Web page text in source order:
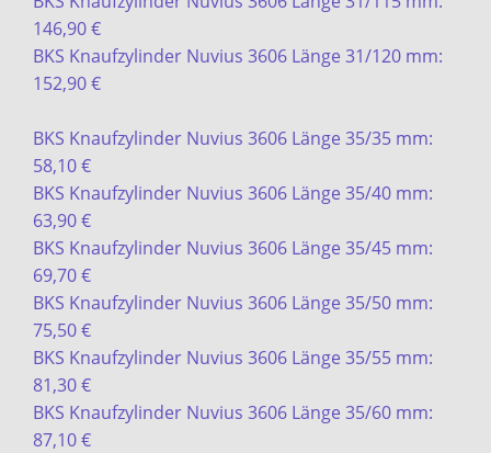
146,90 €
BKS Knaufzylinder Nuvius 3606 Länge 31/120 mm:
152,90 €
BKS Knaufzylinder Nuvius 3606 Länge 35/35 mm:
58,10 €
BKS Knaufzylinder Nuvius 3606 Länge 35/40 mm:
63,90 €
BKS Knaufzylinder Nuvius 3606 Länge 35/45 mm:
69,70 €
BKS Knaufzylinder Nuvius 3606 Länge 35/50 mm:
75,50 €
BKS Knaufzylinder Nuvius 3606 Länge 35/55 mm:
81,30 €
BKS Knaufzylinder Nuvius 3606 Länge 35/60 mm:
87,10 €